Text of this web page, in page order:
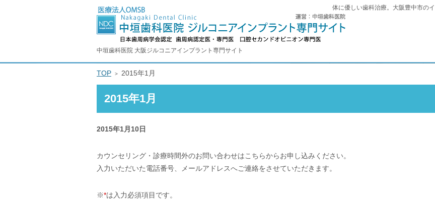
2015年1月
体に優しい歯科治療。大阪豊中市の
中垣歯科医院 大阪ジルコニアインプラント専門サイト
2015年1月10日
カウンセリング・診療時間外のお問い合わせはこちらからお申し込みください。
入力いただいた電話番号、メールアドレスへご連絡をさせていただきます。
※*は入力必須項目です。
TOP 2015年1月